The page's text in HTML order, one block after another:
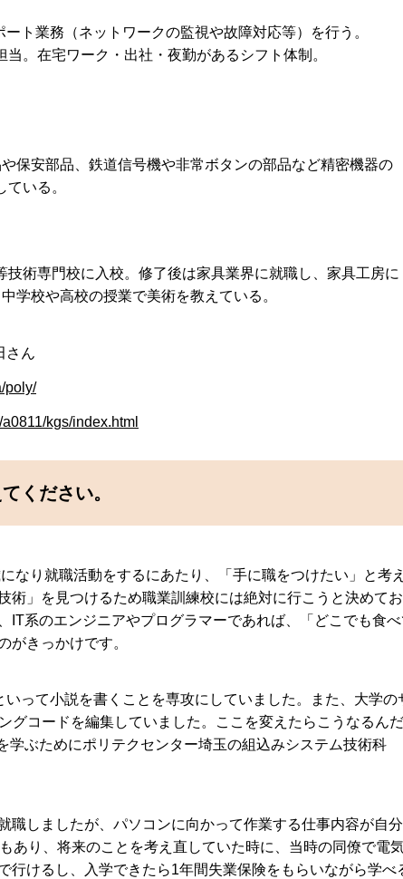
ト業務（ネットワークの監視や故障対応等）を行う。
。在宅ワーク・出社・夜勤があるシフト体制。
保安部品、鉄道信号機や非常ボタンの部品など精密機器の
いる。
術専門校に入校。修了後は家具業界に就職し、家具工房に
学校や高校の授業で美術を教えている。
さん
poly/
kgs/index.html
ください。
なり就職活動をするにあたり、「手に職をつけたい」と考
術」を見つけるため職業訓練校には絶対に行こうと決めてお
IT系のエンジニアやプログラマーであれば、「どこでも食
がきっかけです。
って小説を書くことを専攻にしていました。また、大学の
グコードを編集していました。ここを変えたらこうなるん
ぶためにポリテクセンター埼玉の組込みシステム技術科
しましたが、パソコンに向かって作業する仕事内容が自
あり、将来のことを考え直していた時に、当時の同僚で電
けるし、入学できたら1年間失業保険をもらいながら学べ